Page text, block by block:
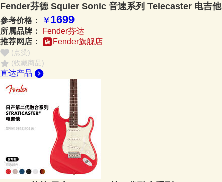
Fender芬德 Squier Sonic 音速系列 Telecaster 电吉他
参考价格： ￥1699
所属品牌：
Fender芬达
推荐网店：
Fender旗舰店
(点赞)
(收藏商品)
直达产品